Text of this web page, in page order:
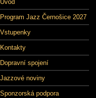
Úvod
Program Jazz Černošice 2027
Vstupenky
Kontakty
Dopravní spojení
Jazzové noviny
Sponzorská podpora